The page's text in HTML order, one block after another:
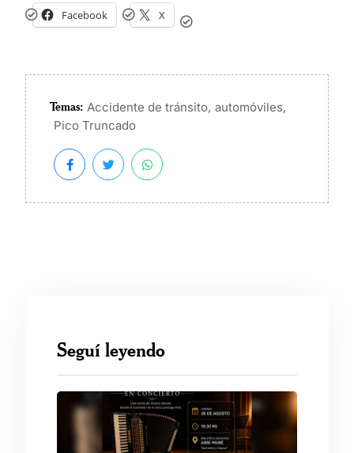
Facebook X
Temas: Accidente de tránsito, automóviles,
Pico Truncado
Seguí leyendo